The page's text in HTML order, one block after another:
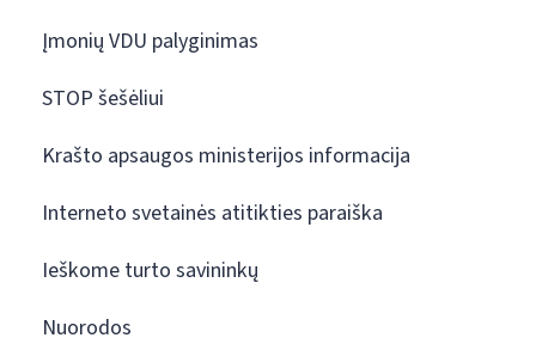
Įmonių VDU palyginimas
STOP šešėliui
Krašto apsaugos ministerijos informacija
Interneto svetainės atitikties paraiška
Ieškome turto savininkų
Nuorodos